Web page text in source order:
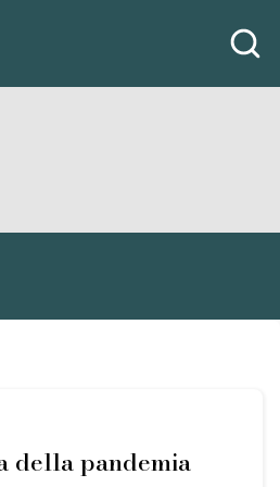
della pandemia